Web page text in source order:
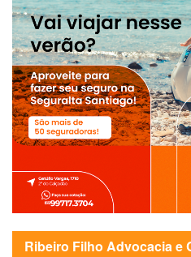
Ribeiro Filho Advocacia e